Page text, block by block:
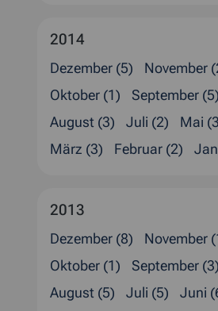
2014
Dezember (5)
November
Oktober (1)
September (5)
August (3)
Juli (2) Mai
März (3)
Februar (2)
2013
Dezember (8)
November
Oktober (1)
September (3)
August (5)
Juli (5) Juni